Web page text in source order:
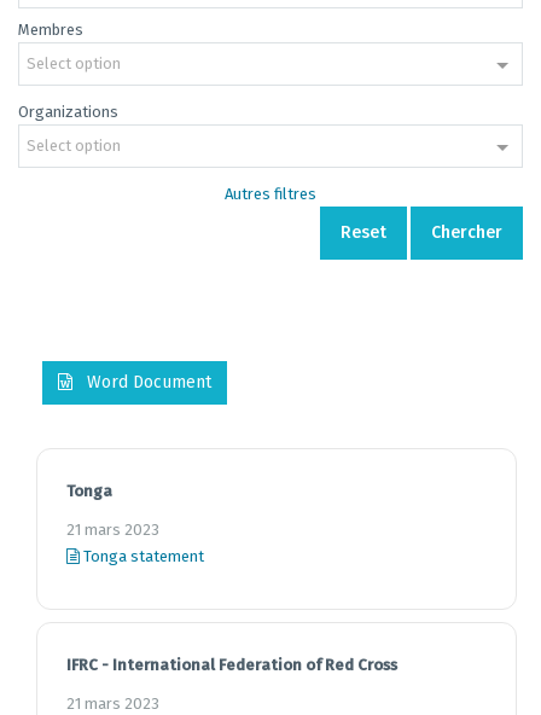
Membres
Select option
Organizations
Select option
Autres filtres
Reset Chercher
Word Document
Tonga
21 mars 2023
Tonga statement
IFRC - International Federation of Red Cross
21 mars 2023